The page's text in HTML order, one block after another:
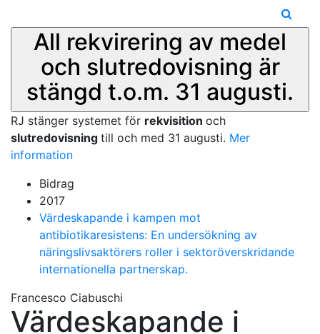
All rekvirering av medel
och slutredovisning är
stängd t.o.m. 31 augusti.
RJ stänger systemet för rekvisition och
slutredovisning till och med 31 augusti. Mer
information
Bidrag
2017
Värdeskapande i kampen mot
antibiotikaresistens: En undersökning av
näringslivsaktörers roller i sektoröverskridande
internationella partnerskap.
Francesco Ciabuschi
Värdeskapande i